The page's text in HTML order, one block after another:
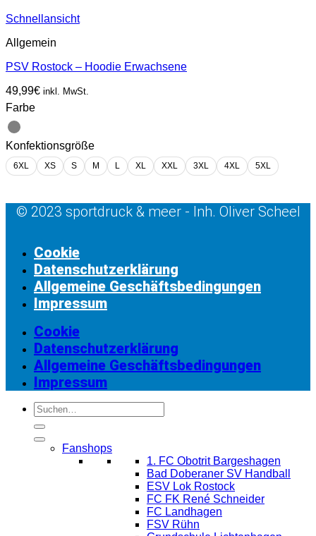
Schnellansicht
Allgemein
PSV Rostock – Hoodie Erwachsene
49,99€ inkl. MwSt.
Farbe
Konfektionsgröße
6XL XS S M L XL XXL 3XL 4XL 5XL
© 2023 sportdruck & meer - Inh. Oliver Scheel
Cookie
Datenschutzerklärung
Allgemeine Geschäftsbedingungen
Impressum
Cookie
Datenschutzerklärung
Allgemeine Geschäftsbedingungen
Impressum
Suchen
nach:
Fanshops
1. FC Obotrit Bargeshagen
Bad Doberaner SV Handball
ESV Lok Rostock
FC FK René Schneider
FC Landhagen
FSV Rühn